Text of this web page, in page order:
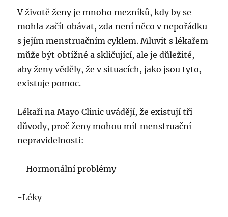
V životě ženy je mnoho mezníků, kdy by se
mohla začít obávat, zda není něco v nepořádku
s jejím menstruačním cyklem. Mluvit s lékařem
může být obtížné a skličující, ale je důležité,
aby ženy věděly, že v situacích, jako jsou tyto,
existuje pomoc.
Lékaři na Mayo Clinic uvádějí, že existují tři
důvody, proč ženy mohou mít menstruační
nepravidelnosti:
– Hormonální problémy
-Léky